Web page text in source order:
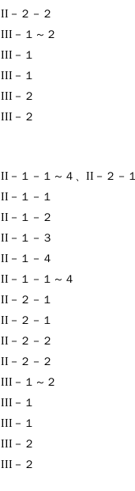
II－２－２
III－１～２
III－１
III－１
III－２
III－２
II－１－１～４、II－２－
II－１－１
II－１－２
II－１－３
II－１－４
II－１－１～４
II－２－１
II－２－１
II－２－２
II－２－２
III－１～２
III－１
III－１
III－２
III－２